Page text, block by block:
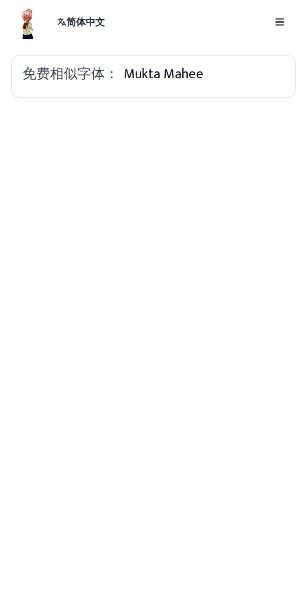
简体中文
免费相似字体： Mukta Mahee